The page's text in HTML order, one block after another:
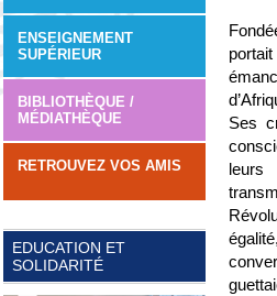
Ses
ENSEIGNEMENT
SUPÉRIEUR
BIBLIOTHÈQUE /
MÉDIATHÈQUE
RETROUVEZ VOS AMIS
EDUCATION ET
SOLIDARITÉ